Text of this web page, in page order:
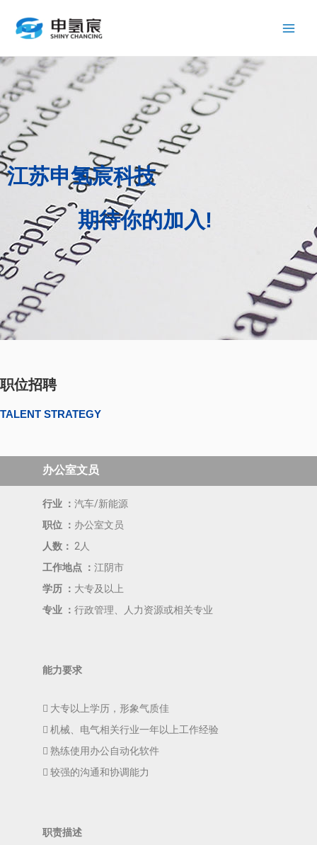
江苏申氢宸科技
期待你的加入!
职位招聘
TALENT STRATEGY
办公室文员
行业 ： 汽车/新能源
职位 ： 办公室文员
人数： 2人
工作地点 ： 江阴市
学历 ： 大专及以上
专业 ： 行政管理、人力资源或相关专业
能力要求
 大专以上学历，形象气质佳
 机械、电气相关行业一年以上工作经验
 熟练使用办公自动化软件
 较强的沟通和协调能力
职责描述